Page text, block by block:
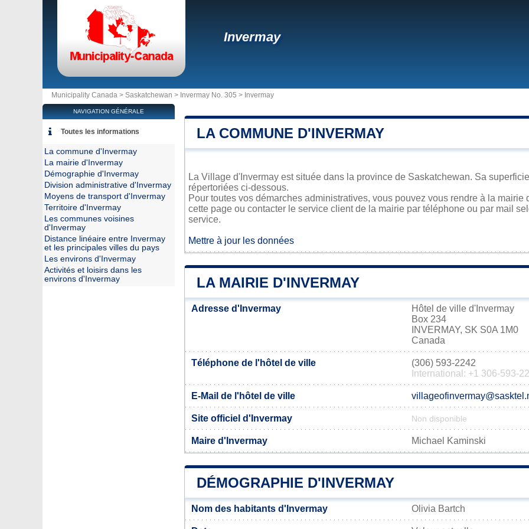
Invermay
Municipality Canada > Saskatchewan > Invermay No. 305 > Invermay
LA COMMUNE D'INVERMAY
La Village d'Invermay est située dans la province de Saskatchewan. Sa
répertoriées ci-dessous.
Pour toutes vos démarches administratives, vous pouvez vous rendre à la
cette page ou contacter le service client de la mairie par téléphone ou par mail
service.
Mettre à jour les données
LA MAIRIE D'INVERMAY
Adresse d'Invermay
Hôtel de ville d'Invermay
Box 234
INVERMAY, SK S0A 1M0
Canada
Téléphone de l'hôtel de ville
(306) 593-2242
International: +1 306-593-
E-Mail de l'hôtel de ville
Site officiel d'Invermay Non disponible
Maire d'Invermay Michael Kaminski
DÉMOGRAPHIE D'INVERMAY
Nom des habitants d'Invermay Olivia Bartch
NAVIGATION GÉNÉRALE
Toutes les informations
La commune d'Invermay
La mairie d'Invermay
Démographie d'Invermay
Division administrative d'Invermay
Moyens de transport d'Invermay
Territoire d'Invermay
Les communes voisines
d'Invermay
Distance linéaire entre Invermay
et les principales villes du pays
Les environs d'Invermay
Activités et loisirs dans les
environs d'Invermay